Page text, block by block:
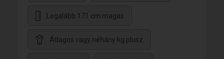
Legalább 171 cm magas
Átlagos vagy néhány kg plusz